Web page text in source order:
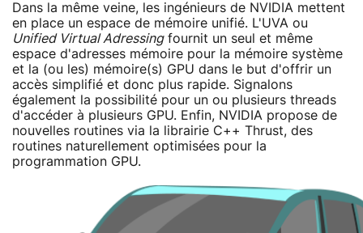
Dans la même veine, les ingénieurs de NVIDIA mettent
en place un espace de mémoire unifié. L'UVA ou
Unified Virtual Adressingfournit un seul et même
espace d'adresses mémoire pour la mémoire système
et la (ou les) mémoire(s) GPU dans le but d'offrir un
accès simplifié et donc plus rapide. Signalons
également la possibilité pour un ou plusieurs threads
d'accéder à plusieurs GPU. Enfin, NVIDIA propose de
nouvelles routines via la librairie C++ Thrust, des
routines naturellement optimisées pour la
programmation GPU.